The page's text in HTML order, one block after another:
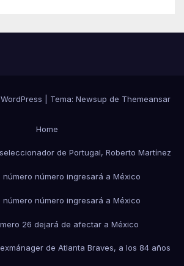
Tema: Newsup de Themeansar
Home
de Portugal, Roberto Martínez
número número ingresará a México
número número ingresará a México
26 dejará de afectar a México
de Atlanta Braves, a los 84 años